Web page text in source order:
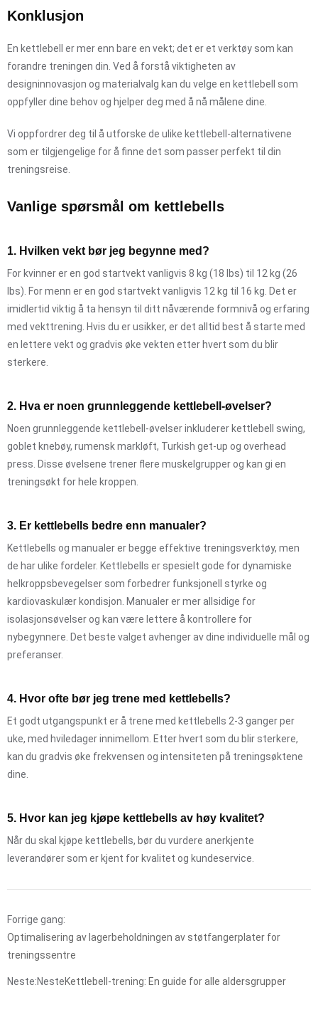
Konklusjon
En kettlebell er mer enn bare en vekt; det er et verktøy som kan
forandre treningen din. Ved å forstå viktigheten av
designinnovasjon og materialvalg kan du velge en kettlebell som
oppfyller dine behov og hjelper deg med å nå målene dine.
Vi oppfordrer deg til å utforske de ulike kettlebell-alternativene
som er tilgjengelige for å finne det som passer perfekt til din
treningsreise.
Vanlige spørsmål om kettlebells
1. Hvilken vekt bør jeg begynne med?
For kvinner er en god startvekt vanligvis 8 kg (18 lbs) til 12 kg (26
lbs). For menn er en god startvekt vanligvis 12 kg til 16 kg. Det er
imidlertid viktig å ta hensyn til ditt nåværende formnivå og erfaring
med vekttrening. Hvis du er usikker, er det alltid best å starte med
en lettere vekt og gradvis øke vekten etter hvert som du blir
sterkere.
2. Hva er noen grunnleggende kettlebell-øvelser?
Noen grunnleggende kettlebell-øvelser inkluderer kettlebell swing,
goblet knebøy, rumensk markløft, Turkish get-up og overhead
press. Disse øvelsene trener flere muskelgrupper og kan gi en
treningsøkt for hele kroppen.
3. Er kettlebells bedre enn manualer?
Kettlebells og manualer er begge effektive treningsverktøy, men
de har ulike fordeler. Kettlebells er spesielt gode for dynamiske
helkroppsbevegelser som forbedrer funksjonell styrke og
kardiovaskulær kondisjon. Manualer er mer allsidige for
isolasjonsøvelser og kan være lettere å kontrollere for
nybegynnere. Det beste valget avhenger av dine individuelle mål og
preferanser.
4. Hvor ofte bør jeg trene med kettlebells?
Et godt utgangspunkt er å trene med kettlebells 2-3 ganger per
uke, med hviledager innimellom. Etter hvert som du blir sterkere,
kan du gradvis øke frekvensen og intensiteten på treningsøktene
dine.
5. Hvor kan jeg kjøpe kettlebells av høy kvalitet?
Når du skal kjøpe kettlebells, bør du vurdere anerkjente
leverandører som er kjent for kvalitet og kundeservice.
Forrige gang:
Optimalisering av lagerbeholdningen av støtfangerplater for
treningssentre
Neste:NesteKettlebell-trening: En guide for alle aldersgrupper